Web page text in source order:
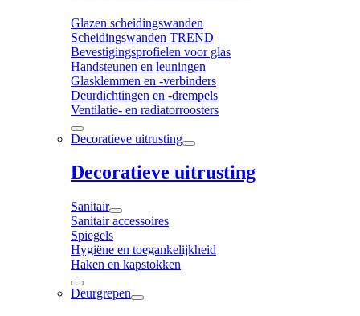
Glazen scheidingswanden
Scheidingswanden TREND
Bevestigingsprofielen voor glas
Handsteunen en leuningen
Glasklemmen en -verbinders
Deurdichtingen en -drempels
Ventilatie- en radiatorroosters
Decoratieve uitrusting
Decoratieve uitrusting
Sanitair
Sanitair accessoires
Spiegels
Hygiëne en toegankelijkheid
Haken en kapstokken
Deurgrepen